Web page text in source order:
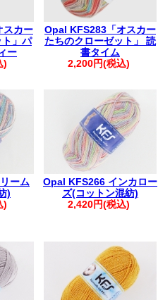
スカー
」パ
ー
)
Opal KFS283「オスカー
たちのクローゼット」 読
書タイム
2,200円(税込)
ーム
)
)
Opal KFS266 インカロー
ズ(コットン混紡)
2,420円(税込)